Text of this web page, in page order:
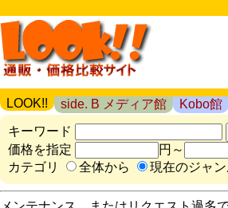
LOOK!! side. B メディア館
Kobo館
キーワード
価格を指定
円～
カテゴリ
全体から 現在のジャ